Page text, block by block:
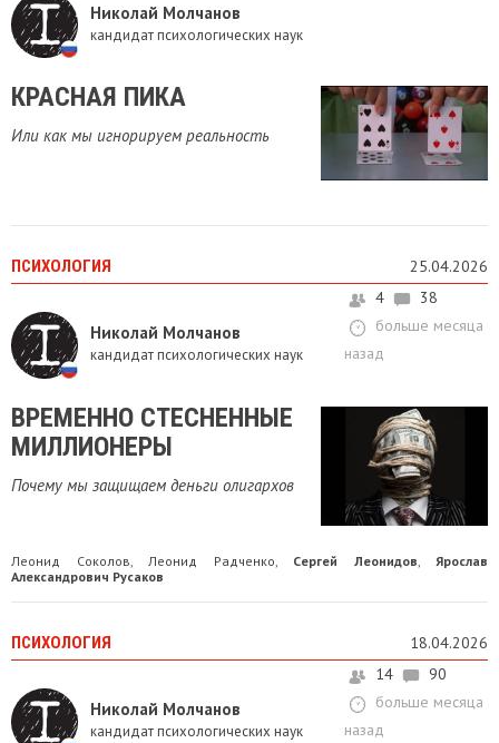
Николай Молчанов
кандидат психологических наук
КРАСНАЯ ПИКА
Или как мы игнорируем реальность
ПСИХОЛОГИЯ 25.04.2026
Николай Молчанов
кандидат психологических наук
4
38
больше месяца
назад
ВРЕМЕННО СТЕСНЕННЫЕ
МИЛЛИОНЕРЫ
Почему мы защищаем деньги олигархов
Леонид Соколов, Леонид Радченко, Сергей Леонидов, Ярослав
Александрович Русаков
ПСИХОЛОГИЯ 18.04.2026
Николай Молчанов
кандидат психологических наук
14
90
больше месяца
назад